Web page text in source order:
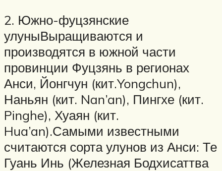
2. Южно-фуцзянские
улуныВыращиваются и
производятся в южной части
провинции Фуцзянь в регионах
Анси, Йонгчун (кит.Yongchun),
Наньян (кит. Nan’an), Пингхе (кит.
Pinghe), Хуаян (кит.
Hua’an).Самыми известными
считаются сорта улунов из Анси: Те
Гуань Инь (Железная Бодхисаттва